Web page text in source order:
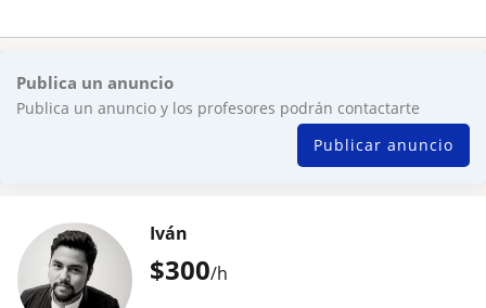
Publica un anuncio
Publica un anuncio y los profesores podrán contactarte
Publicar anuncio
$300/h
Iván